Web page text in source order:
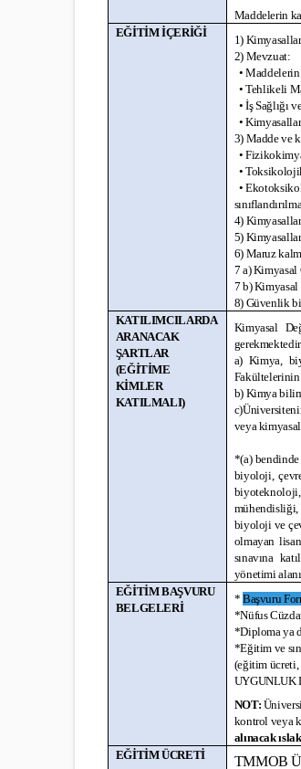
Maddelerin
EĞİTİM İÇERİĞİ
1)
2) Mevzuat:
• Maddelerin
• Tehlikeli
• İş Sağlığı
•
3) Madde ve
•
•
•
4)
5)
6) Maruz
7 a)
7 b)
8) Güvenlik
KATILIMCILARDA
ARANACAK
ŞARTLAR
(EĞİTİME
KİMLER
KATILMALI)
Kimyasal
a) Kimya,
b) Kimya
veya
*(a)
biyoloji,
biyoloji ve
olmayan
sınavına
yönetimi
EĞİTİM BAŞVURU
BELGELERİ
* Başvuru
*Nüfus
*Diploma ya
*Eğitim ve
(eğitim ücreti,
UYGUNLUK
NOT:
kontrol veya
alınacak
EĞİTİM ÜCRETİ
TMMOB